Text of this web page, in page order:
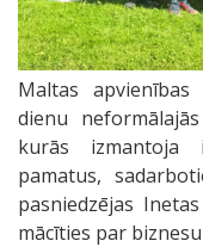
Maltas
dienu
kurās izmantoja
pamatus,
pasniedzējas
mācīties par